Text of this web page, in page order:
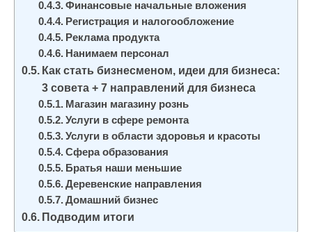
Финансовые начальные вложения
Регистрация и налогообложение
Реклама продукта
Нанимаем персонал
Как стать бизнесменом, идеи для бизнеса:
3 совета + 7 направлений для бизнеса
Магазин магазину рознь
Услуги в сфере ремонта
Услуги в области здоровья и красоты
Сфера образования
Братья наши меньшие
Деревенские направления
Домашний бизнес
Подводим итоги